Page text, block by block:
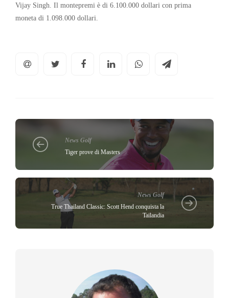
Vijay Singh. Il montepremi è di 6.100.000 dollari con prima
moneta di 1.098.000 dollari.
News Golf
Tiger prove di Masters
News Golf
True Thailand Classic: Scott Hend conquista la
Tailandia